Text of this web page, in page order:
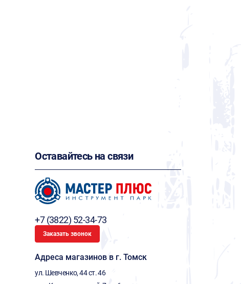
Оставайтесь на связи
+7 (3822) 52-34-73
Заказать звонок
Адреса магазинов в г. Томск
ул. Шевченко, 44 ст. 46